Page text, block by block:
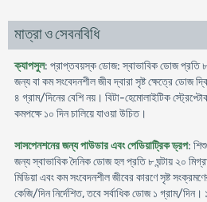
মাত্রা ও সেবনবিধি
ক্যাপসুল: প্রাপ্তবয়স্ক ডোজ: স্বাভাবিক ডোজ প্রতি ৮
জন্য বা কম সংবেদনশীল জীব দ্বারা সৃষ্ট ক্ষেত্রে ডোজ
৪ গ্রাম/দিনের বেশি নয়। বিটা-হেমোলাইটিক
কমপক্ষে ১০ দিন চালিয়ে যাওয়া উচিত।
সাসপেনশনের জন্য পাউডার এবং পেডিয়াট্রিক ড্রপ:
জন্য স্বাভাবিক দৈনিক ডোজ হল প্রতি ৮ ঘন্টায় ২০
মিডিয়া এবং কম সংবেদনশীল জীবের কারণে সৃষ্ট
কেজি/দিন নির্দেশিত, তবে সর্বাধিক ডোজ ১ গ্রাম/দিন।